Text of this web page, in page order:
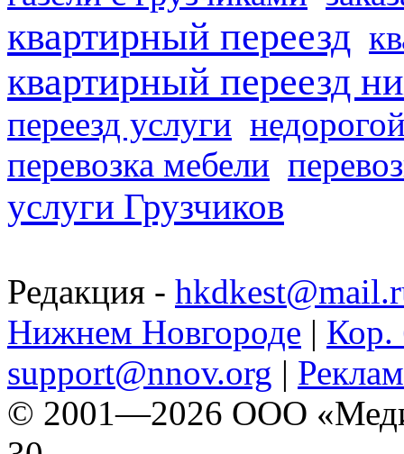
квартирный переезд
квартирный переезд
переезд услуги
перевозка мебели
услуги Грузчиков
Редакция -
Нижнем Новгороде | Кор.
support@nnov.org |
© 2001—2026 ООО